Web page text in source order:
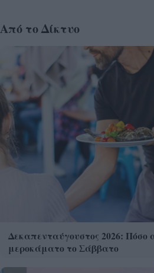
Από το Δίκτυο
Δεκαπενταύγουστος 2026: Πόσο
μεροκάματο το Σάββατο